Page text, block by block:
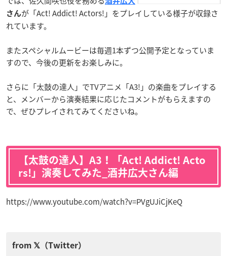
さんが「Act! Addict! Actors!」をプレイしている様子が収録さ
れています。
またスペシャルムービーは毎週1本ずつ公開予定となっていま
すので、今後の更新をお楽しみに。
さらに「太鼓の達人」でTVアニメ「A3!」の楽曲をプレイする
と、メンバーから演奏結果に応じたコメントがもらえますの
で、ぜひプレイされてみてくださいね。
【太鼓の達人】A3！「Act! Addict! Acto
rs!」演奏してみた_酒井広大さん編
https://www.youtube.com/watch?v=PVgUJiCjKeQ